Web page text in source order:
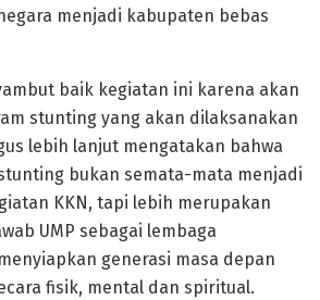
menjadi kabupaten bebas
baik kegiatan ini karena akan
stunting yang akan dilaksanakan
lebih lanjut mengatakan bahwa
bukan semata-mata menjadi
KKN, tapi lebih merupakan
UMP sebagai lembaga
generasi masa depan
fisik, mental dan spiritual.